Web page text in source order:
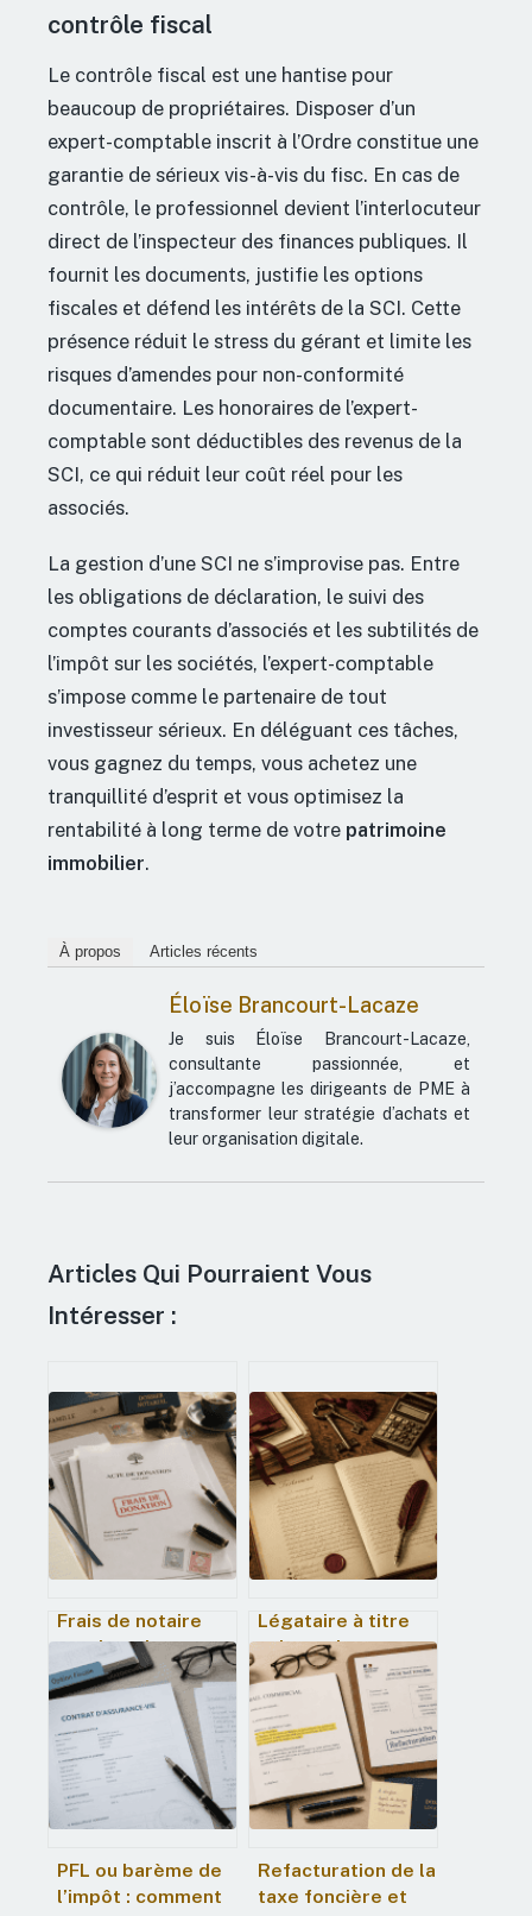
contrôle fiscal
Le contrôle fiscal est une hantise pour
beaucoup de propriétaires. Disposer d’un
expert-comptable inscrit à l’Ordre constitue une
garantie de sérieux vis-à-vis du fisc. En cas de
contrôle, le professionnel devient l’interlocuteur
direct de l’inspecteur des finances publiques. Il
fournit les documents, justifie les options
fiscales et défend les intérêts de la SCI. Cette
présence réduit le stress du gérant et limite les
risques d’amendes pour non-conformité
documentaire. Les honoraires de l’expert-
comptable sont déductibles des revenus de la
SCI, ce qui réduit leur coût réel pour les
associés.
La gestion d’une SCI ne s’improvise pas. Entre
les obligations de déclaration, le suivi des
comptes courants d’associés et les subtilités de
l’impôt sur les sociétés, l’expert-comptable
s’impose comme le partenaire de tout
investisseur sérieux. En déléguant ces tâches,
vous gagnez du temps, vous achetez une
tranquillité d’esprit et vous optimisez la
rentabilité à long terme de votre patrimoine
immobilier.
À propos Articles récents
Éloïse Brancourt-Lacaze
Je suis Éloïse Brancourt-Lacaze,
consultante passionnée, et
j’accompagne les dirigeants de PME à
transformer leur stratégie d’achats et
leur organisation digitale.
Articles Qui Pourraient Vous
Intéresser :
Frais de notaire
sur donation :
barème par
tranches et
stratégies pour
optimiser votre
transmission
Légataire à titre
universel :
comment
transmettre une
fraction de son
patrimoine tout en
respectant la
réserve
héréditaire
PFL ou barème de
l’impôt : comment
Refacturation de la
taxe foncière et